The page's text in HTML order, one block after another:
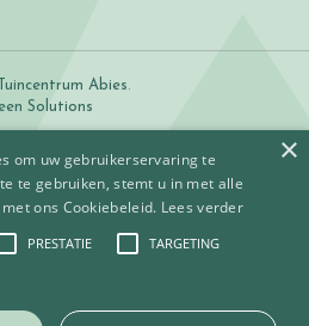
Tuincentrum Abies
Solutions
voorwaarden
Contact
×
om uw gebruikerservaring te
te gebruiken, stemt u in met alle
ons Cookiebeleid. Lees verder
PRESTATIE TARGETING